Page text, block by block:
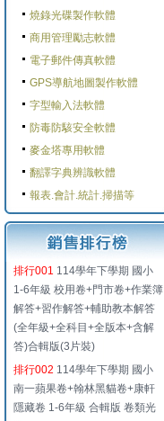
燒錄光碟製作軟體
商用管理勵志軟體
電子郵件傳真軟體
GPS導航地圖製作軟體
字型輸入法軟體
防毒防駭安全軟體
麥金塔專用軟體
翻譯字典辨識軟體
報表.會計.統計.掃描等
排行001 114學年下學期 國小
1-6年級 校用卷+門市卷+作業簿
解答+習作解答+輔助教本解答
(全年級+全科目+全版本+含解
答)合輯版(3片裝)
排行002 114學年下學期 國小
南一蘋果卷+翰林黑貓卷+康軒
隱藏卷 1-6年級 合輯版 卷類光